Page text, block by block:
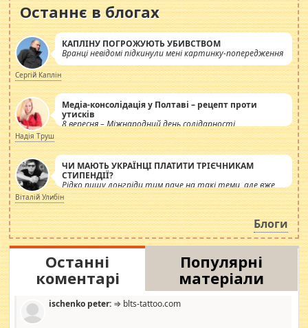
Останнє в блогах
КАПЛІНУ ПОГРОЖУЮТЬ УБИВСТВОМ
Вранці невідомі підкинули мені картинку-попередження
Сергій Каплін
Медіа-консолідація у Полтаві – рецепт проти
утисків
8 вересня – Міжнародний день солідарності
журналістів.
Надія Труш
ЧИ МАЮТЬ УКРАЇНЦІ ПЛАТИТИ ТРІЄЧНИКАМ
СТИПЕНДІЇ?
Рідко пишу лонгріди тим паче на такі теми, але вже
просто дістало! Обурюють сьогоднішні інсенуації
навколо стипендіального питання. Штучно
роздувається ще одна соціальна катастрофа.
Віталій Улибін
Блоги
Останні
коментарі
Популярні
матеріали
ischenko peter: ⇒ blts-tattoo.com